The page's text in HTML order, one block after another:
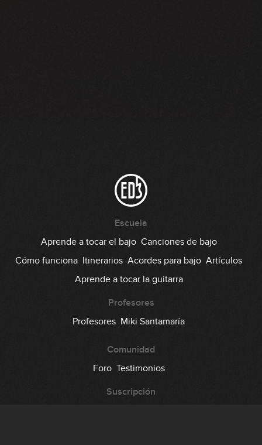
Escuela
Aprende a tocar el bajo Canciones de bajo
Cómo funciona Itinerarios Acordes para bajo Artículos
Aprende a tocar la guitarra
Profesores
Profesores Miki Santamaría
Comunidad
Foro Testimonios
Suscripción